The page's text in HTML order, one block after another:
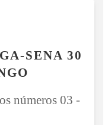
SENA 30
números 03 -